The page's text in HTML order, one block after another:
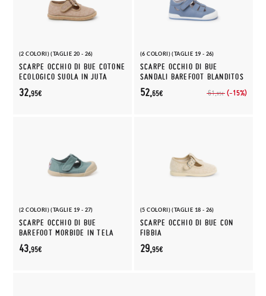
(2 COLORI) (TAGLIE 20 - 26)
SCARPE OCCHIO DI BUE COTONE
ECOLOGICO SUOLA IN JUTA
32,95€
(6 COLORI) (TAGLIE 19 - 26)
SCARPE OCCHIO DI BUE
SANDALI BAREFOOT BLANDITOS
61,95€ (-15%)
52,65€
(2 COLORI) (TAGLIE 19 - 27)
SCARPE OCCHIO DI BUE
BAREFOOT MORBIDE IN TELA
43,95€
(5 COLORI) (TAGLIE 18 - 26)
SCARPE OCCHIO DI BUE CON
FIBBIA
29,95€